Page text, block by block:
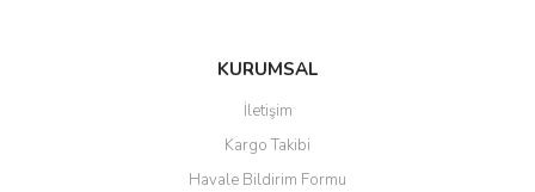
Gönder
KURUMSAL
İletişim
Kargo Takibi
Havale Bildirim Formu